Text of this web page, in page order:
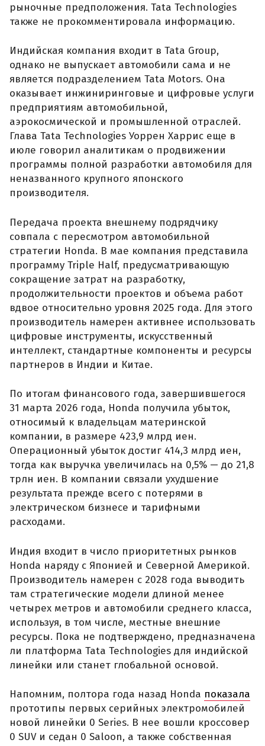
рыночные предположения. Tata Technologies
также не прокомментировала информацию.
Индийская компания входит в Tata Group,
однако не выпускает автомобили сама и не
является подразделением Tata Motors. Она
оказывает инжиниринговые и цифровые услуги
предприятиям автомобильной,
аэрокосмической и промышленной отраслей.
Глава Tata Technologies Уоррен Харрис еще в
июле говорил аналитикам о продвижении
программы полной разработки автомобиля для
неназванного крупного японского
производителя.
Передача проекта внешнему подрядчику
совпала с пересмотром автомобильной
стратегии Honda. В мае компания представила
программу Triple Half, предусматривающую
сокращение затрат на разработку,
продолжительности проектов и объема работ
вдвое относительно уровня 2025 года. Для этого
производитель намерен активнее использовать
цифровые инструменты, искусственный
интеллект, стандартные компоненты и ресурсы
партнеров в Индии и Китае.
По итогам финансового года, завершившегося
31 марта 2026 года, Honda получила убыток,
относимый к владельцам материнской
компании, в размере 423,9 млрд иен.
Операционный убыток достиг 414,3 млрд иен,
тогда как выручка увеличилась на 0,5% — до 21,8
трлн иен. В компании связали ухудшение
результата прежде всего с потерями в
электрическом бизнесе и тарифными
расходами.
Индия входит в число приоритетных рынков
Honda наряду с Японией и Северной Америкой.
Производитель намерен с 2028 года выводить
там стратегические модели длиной менее
четырех метров и автомобили среднего класса,
используя, в том числе, местные внешние
ресурсы. Пока не подтверждено, предназначена
ли платформа Tata Technologies для индийской
линейки или станет глобальной основой.
Напомним, полтора года назад Honda показала
прототипы первых серийных электромобилей
новой линейки 0 Series. В нее вошли кроссовер
0 SUV и седан 0 Saloon, а также собственная